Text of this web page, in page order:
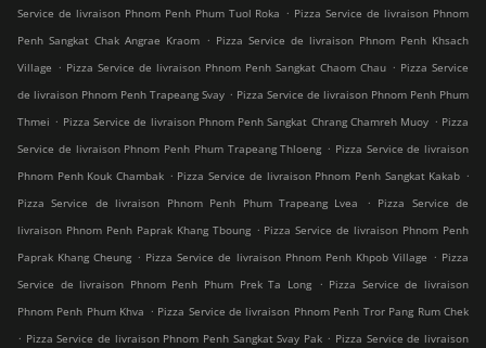
Service de livraison Phnom Penh Phum Tuol Roka . Pizza Service de livraison Phnom
Penh Sangkat Chak Angrae Kraom . Pizza Service de livraison Phnom Penh Khsach
Village . Pizza Service de livraison Phnom Penh Sangkat Chaom Chau . Pizza Service
de livraison Phnom Penh Trapeang Svay . Pizza Service de livraison Phnom Penh Phum
Thmei . Pizza Service de livraison Phnom Penh Sangkat Chrang Chamreh Muoy . Pizza
Service de livraison Phnom Penh Phum Trapeang Thloeng . Pizza Service de livraison
Phnom Penh Kouk Chambak . Pizza Service de livraison Phnom Penh Sangkat Kakab .
Pizza Service de livraison Phnom Penh Phum Trapeang Lvea
. Pizza Service de
livraison Phnom Penh Paprak Khang Tboung . Pizza Service de livraison Phnom Penh
Paprak Khang Cheung . Pizza Service de livraison Phnom Penh Khpob Village . Pizza
Service de livraison Phnom Penh Phum Prek Ta Long
. Pizza Service de livraison
Phnom Penh Phum Khva . Pizza Service de livraison Phnom Penh Tror Pang Rum Chek
. Pizza Service de livraison Phnom Penh Sangkat Svay Pak . Pizza Service de livraison